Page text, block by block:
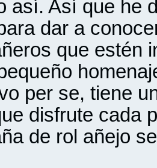
así. Así que he
dar a
que estén
per se, tiene
disfrute cada
de rol añejo